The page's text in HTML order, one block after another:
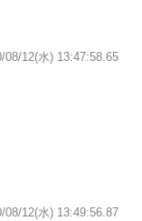
08/12(水) 13:47:58.65
08/12(水) 13:49:56.87